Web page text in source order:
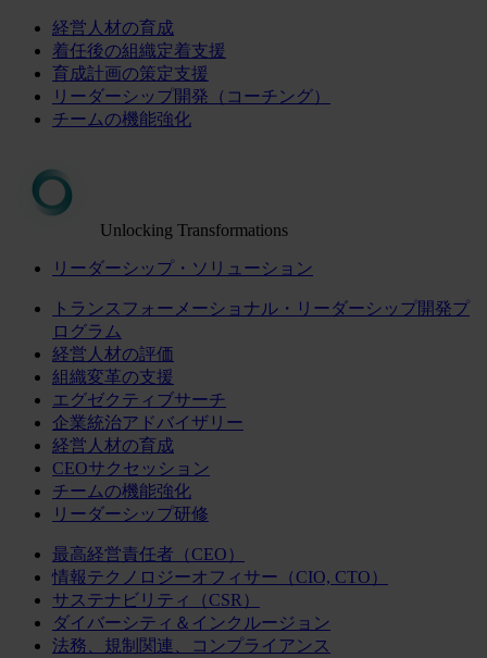
経営人材の育成
着任後の組織定着支援
育成計画の策定支援
リーダーシップ開発（コーチング）
チームの機能強化
Unlocking Transformations
リーダーシップ・ソリューション
トランスフォーメーショナル・リーダーシップ開発プ
ログラム
経営人材の評価
組織変革の支援
エグゼクティブサーチ
企業統治アドバイザリー
経営人材の育成
CEOサクセッション
チームの機能強化
リーダーシップ研修
最高経営責任者（CEO）
情報テクノロジーオフィサー（CIO, CTO）
サステナビリティ（CSR）
ダイバーシティ＆インクルージョン
法務、規制関連、コンプライアンス